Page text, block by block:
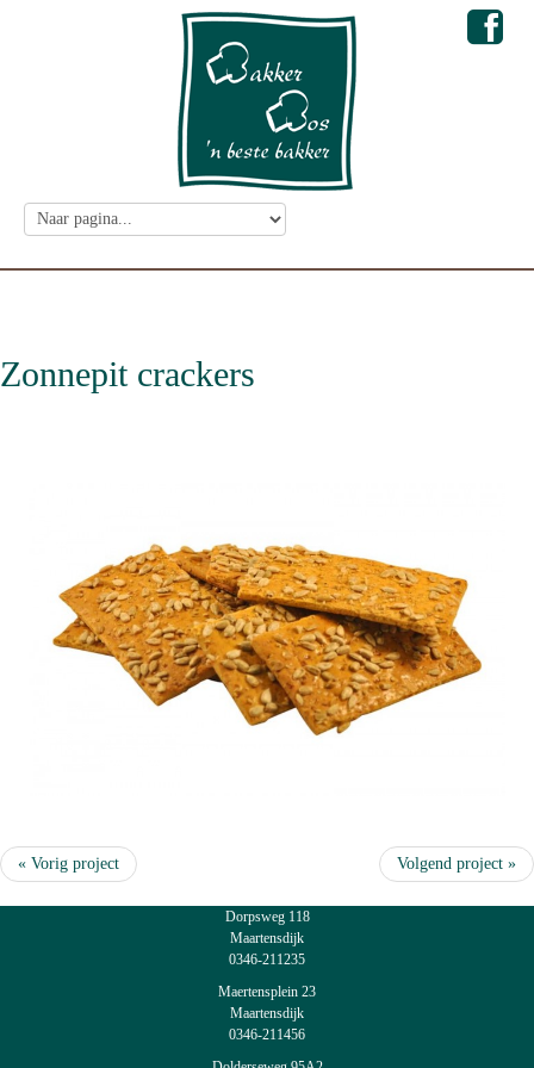
Zonnepit crackers
« Vorig project Volgend project »
Dorpsweg 118
Maartensdijk
0346-211235
Maertensplein 23
Maartensdijk
0346-211456